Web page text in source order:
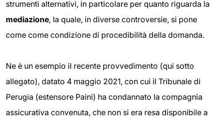
strumenti alternativi, in particolare per quanto riguarda la
mediazione, la quale, in diverse controversie, si pone
come come condizione di procedibilità della domanda.
Ne è un esempio il recente provvedimento (qui sotto
allegato), datato 4 maggio 2021, con cui il Tribunale di
Perugia (estensore Paini) ha condannato la compagnia
assicurativa convenuta, che non si era resa disponibile a